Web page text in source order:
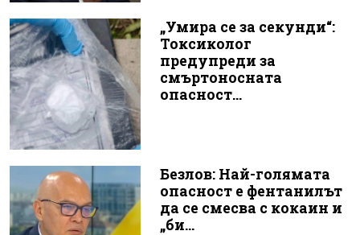
„Умира се за секунди“:
Токсиколог
предупреди за
смъртоносната
опасност...
Безлов: Най-голямата
опасност е фентанилът
да се смесва с кокаин и
„би...